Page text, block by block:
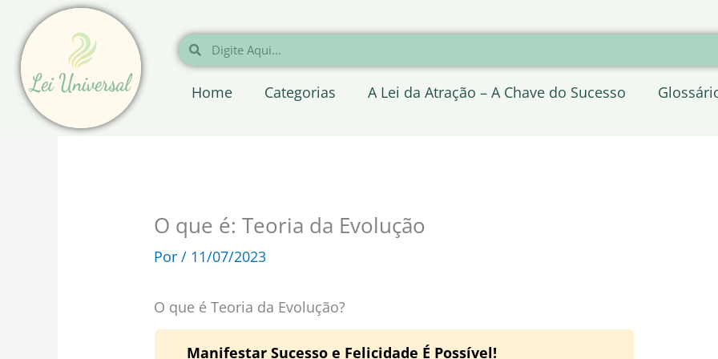
para
conteúdo
Pesquisar
Pesquisar
Home Categorias A Lei da Atração – A Chave do Sucesso
O que é: Teoria da Evolução
Por/ 11/07/2023
O que é Teoria da Evolução?
Manifestar Sucesso e Felicidade É Possível!